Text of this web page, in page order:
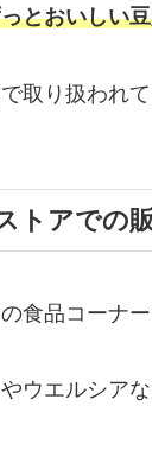
とおいしい
取り扱われ
トアでの
食品コーナ
ウエルシアな